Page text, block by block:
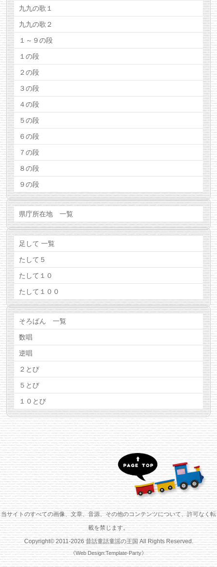
九九の歌１
九九の歌２
１～９の段
１の段
２の段
３の段
４の段
５の段
６の段
７の段
８の段
９の段
県庁所在地 一覧
足して 一覧
たして５
たして１０
たして１００
そろばん 一覧
数唱
逆唱
２とび
５とび
１０とび
当サイトのすべての画像、文章、音源、その他のコンテンツについて、許可なく転
載を禁じます。
Copyright© 2011-2026 昔話童話童謡の王国 All Rights Reserved.
《Web Design:Template-Party》